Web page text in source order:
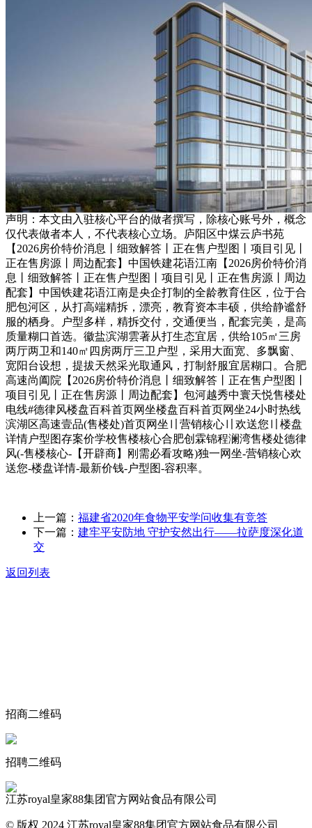
声明：本文由入驻核心平台的做者撰写，除核心账号外，概念
仅代表做者本人，不代表核心立场。庐阳区中煤云庐书苑
【2026房价特价消息丨细致解答丨正在售户型图丨项目引见丨
正在售房源丨周边配套】中国铁建花语江南【2026房价特价消
息丨细致解答丨正在售户型图丨项目引见丨正在售房源丨周边
配套】中国铁建花语江南是央企打制的全龄教育住区，位于合
肥包河区，从打高端精拆，漂亮，教育资本丰硕，供给静谧舒
服的栖身。户型多样，精拆交付，交通便当，配套完美，是高
质量糊口首选。徽盐滨湖雲著从打生态宜居，供给105㎡三房
两厅两卫和140㎡四房两厅三卫户型，采用大面宽、多飘窗、
宽阳台设想，提拔天然采光取通风，打制舒服宜居糊口。合肥
高速尚阖院【2026房价特价消息丨细致解答丨正在售户型图丨
项目引见丨正在售房源丨周边配套】包河越秀中寰天悦售楼处
电线#德律风楼盘百科首页网坐楼盘百科首页网坐24小时热线
滨湖区高速壹品(售楼处)首页网坐〢营销核心〢欢送您〢楼盘
详情户型图存案价学校售楼核心合肥创霖锦程澜湾售楼处德律
风(-售楼核心-【开辟商】刚需必看攻略)独一网坐-营销核心欢
送您-楼盘详情-最新价钱-户型图-容积率。
上一篇： 福建省2020年食物平安学问收集有竞答
下一篇： 建牢平安防地 守护安然出行——拉萨度深化道
交
返回列表
招商二维码
招聘二维码
江苏royal皇家88集团官方网站食品有限公司
© 版权 2024 江苏royal皇家88集团官方网站食品有限公司